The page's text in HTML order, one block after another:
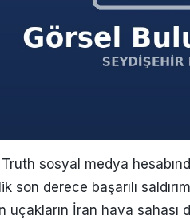
sosyal medya
son derece başarılı
uçakların İran hava sahası